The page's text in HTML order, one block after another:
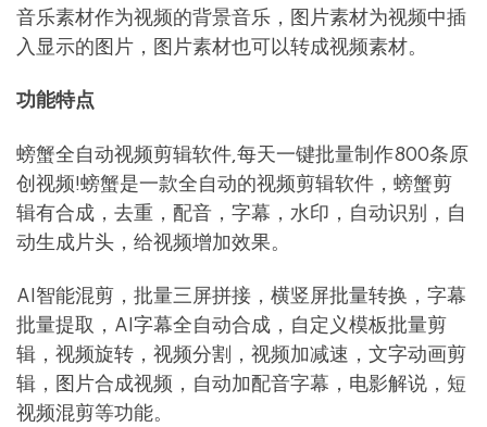
音乐素材作为视频的背景音乐，图片素材为视频中插
入显示的图片，图片素材也可以转成视频素材。
功能特点
螃蟹全自动视频剪辑软件,每天一键批量制作800条原
创视频!螃蟹是一款全自动的视频剪辑软件，螃蟹剪
辑有合成，去重，配音，字幕，水印，自动识别，自
动生成片头，给视频增加效果。
AI智能混剪，批量三屏拼接，横竖屏批量转换，字幕
批量提取，AI字幕全自动合成，自定义模板批量剪
辑，视频旋转，视频分割，视频加减速，文字动画剪
辑，图片合成视频，自动加配音字幕，电影解说，短
视频混剪等功能。